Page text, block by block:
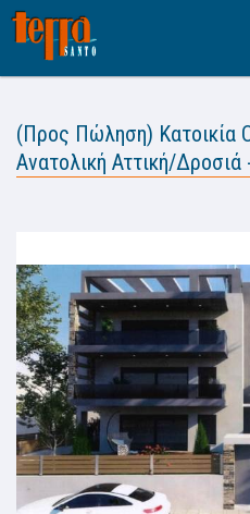
(Προς Πώληση) Κατοικία
Ανατολική Αττική/